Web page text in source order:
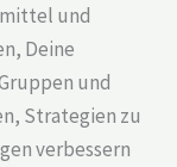
und
Deine
und
Strategien zu
verbessern